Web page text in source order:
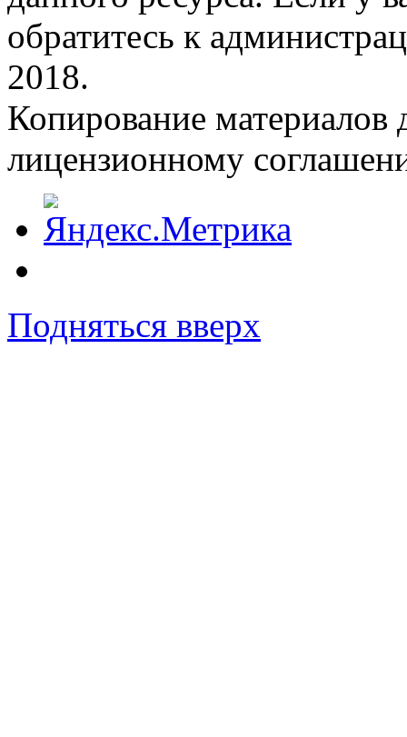
обратитесь к
2018.
Копирование материалов
лицензионному
Подняться вверх